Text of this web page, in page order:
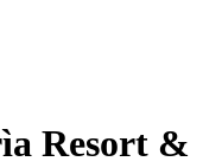
Resort &